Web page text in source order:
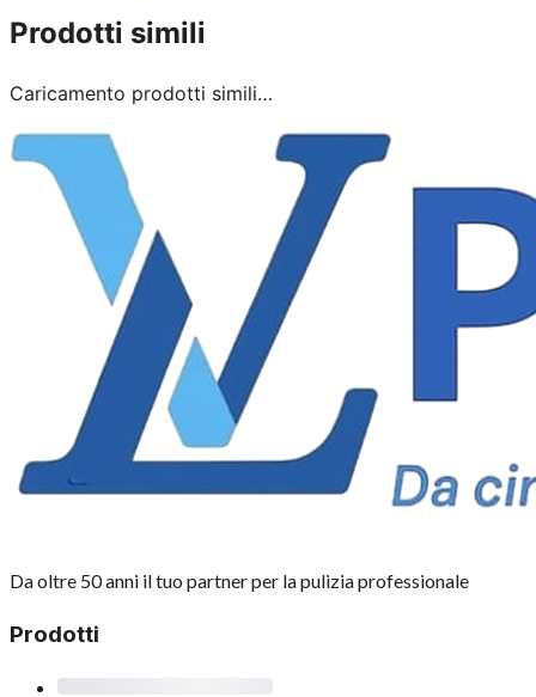
Prodotti simili
Caricamento prodotti simili…
Da oltre 50 anni il tuo partner per la pulizia professionale
Prodotti